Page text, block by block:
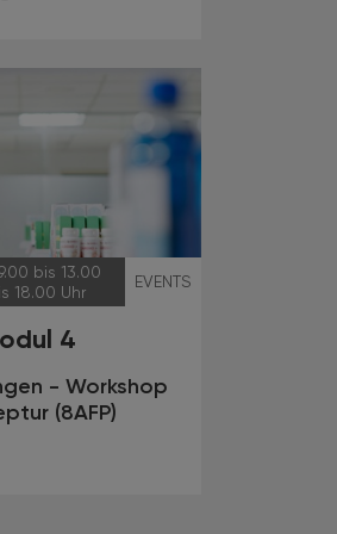
bis 13.00
18.00 Uhr
EVENTS
4
- Workshop
(8AFP)